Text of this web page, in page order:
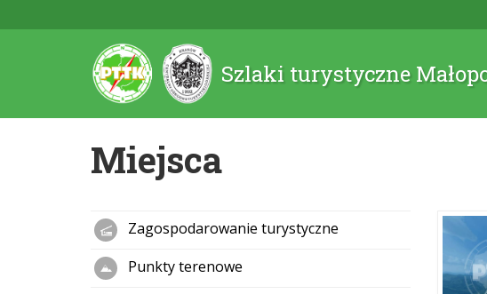
Szlaki turystyczne
Miejsca
Zagospodarowanie turystyczne
Punkty terenowe